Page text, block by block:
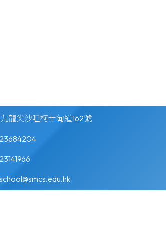
九龍尖沙咀柯士甸道162號
23684204
23141966